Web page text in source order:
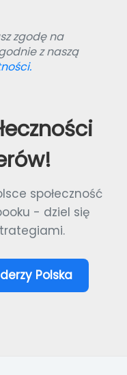
zgodę na
z naszą
społeczność
- dziel się
Polska